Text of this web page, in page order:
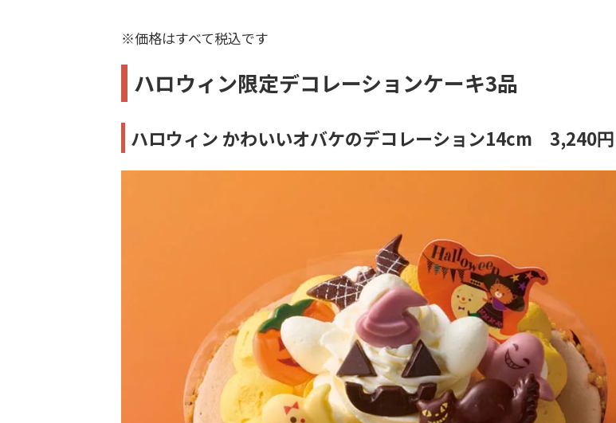
※価格はすべて税込です
ハロウィン限定デコレーションケーキ3品
ハロウィン かわいいオバケのデコレーション14cm 3,240円